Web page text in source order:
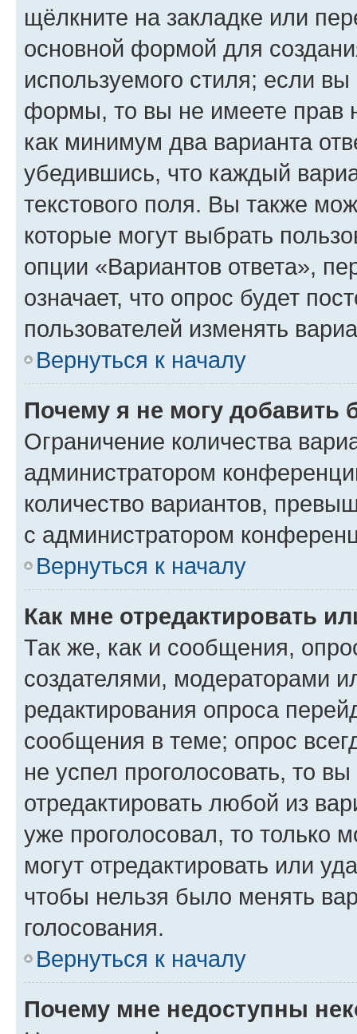
щёлкните на закладке или
основной формой для
используемого стиля; если
формы, то вы не имеете прав
как минимум два варианта
убедившись, что каждый
текстового поля. Вы также
которые могут выбрать
опции «Вариантов ответа»,
означает, что опрос будет
пользователей изменять
Вернуться к началу
Почему я не могу добавить
Ограничение количества
администратором
количество вариантов,
с администратором
Вернуться к началу
Как мне отредактировать
Так же, как и сообщения,
создателями, модераторами
редактирования опроса
сообщения в теме; опрос
не успел проголосовать, то
отредактировать любой из
уже проголосовал, то только
могут отредактировать или
чтобы нельзя было менять
голосования.
Вернуться к началу
Почему мне недоступны